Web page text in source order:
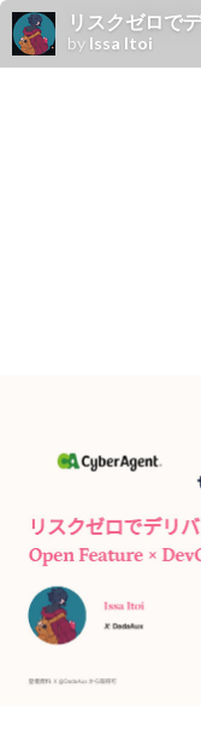
リスクゼロで
by Issa Itoi